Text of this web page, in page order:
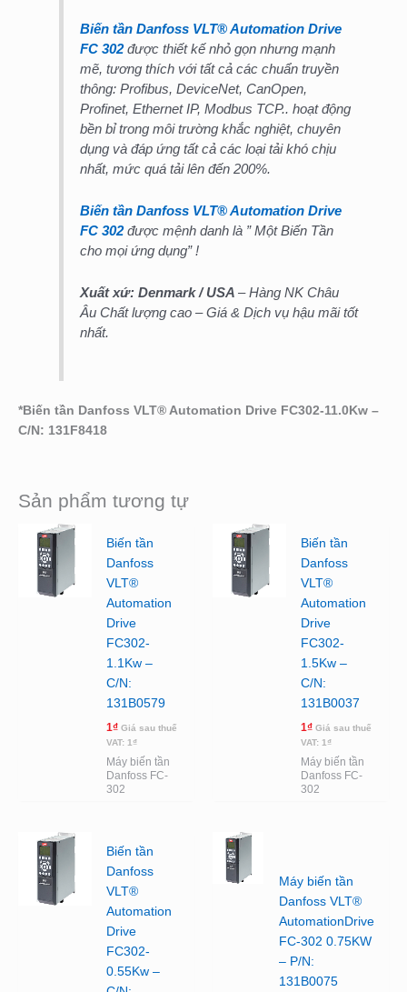
Biến tần Danfoss VLT® Automation Drive
FC 302được thiết kế nhỏ gọn nhưng mạnh
mẽ, tương thích với tất cả các chuẩn truyền
thông: Profibus, DeviceNet, CanOpen,
Profinet, Ethernet IP, Modbus TCP.. hoạt động
bền bỉ trong môi trường khắc nghiệt, chuyên
dụng và đáp ứng tất cả các loại tải khó chịu
nhất, mức quá tải lên đến 200%.
Biến tần Danfoss VLT® Automation Drive
FC 302được mệnh danh là ” Một Biến Tần
cho mọi ứng dụng” !
Xuất xứ: Denmark / USA– Hàng NK Châu
Âu Chất lượng cao – Giá & Dịch vụ hậu mãi tốt
nhất.
* Biến tần Danfoss VLT® Automation Drive FC302-11.0Kw –
C/N: 131F8418
Sản phẩm tương tự
Biến tần
Danfoss
VLT®
Automation
Drive
FC302-
1.1Kw –
C/N:
131B0579
1₫ Giá sau thuế
VAT: 1₫
Máy biến tần
Danfoss FC-
302
Biến tần
Danfoss
VLT®
Automation
Drive
FC302-
1.5Kw –
C/N:
131B0037
1₫ Giá sau thuế
VAT: 1₫
Máy biến tần
Danfoss FC-
302
Biến tần
Danfoss
VLT®
Automation
Drive
FC302-
0.55Kw –
Máy biến tần
Danfoss VLT®
AutomationDrive
FC-302 0.75KW
– P/N:
131B0075